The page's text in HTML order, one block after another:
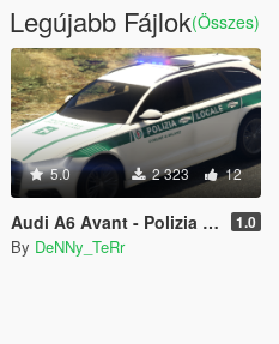
Legújabb Fájlok(Összes)
5.0 2 323 12
Audi A6 Avant - Polizia Locale di Milano [Replace] 1.0
By DeNNy_TeRr